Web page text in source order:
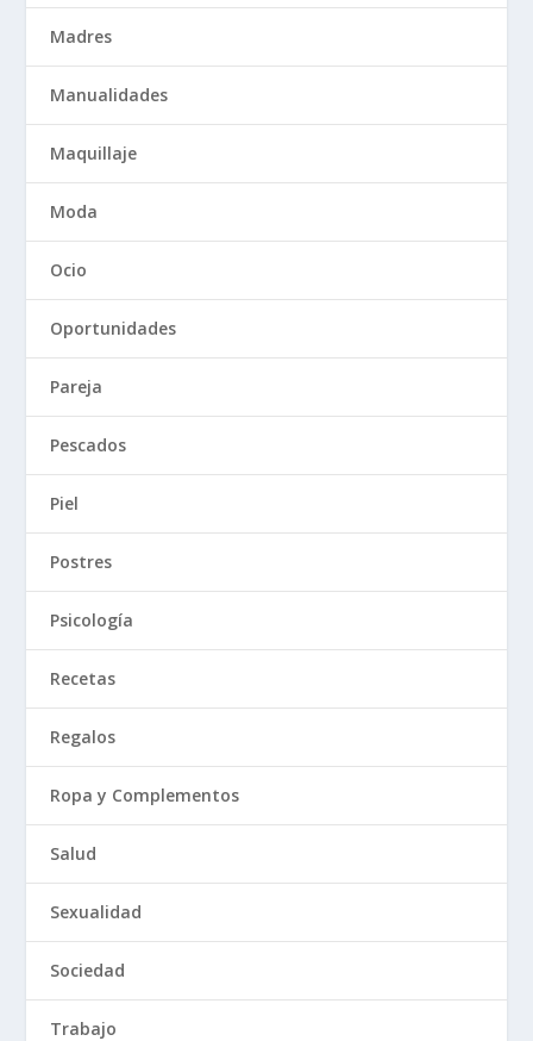
Madres
Manualidades
Maquillaje
Moda
Ocio
Oportunidades
Pareja
Pescados
Piel
Postres
Psicología
Recetas
Regalos
Ropa y Complementos
Salud
Sexualidad
Sociedad
Trabajo